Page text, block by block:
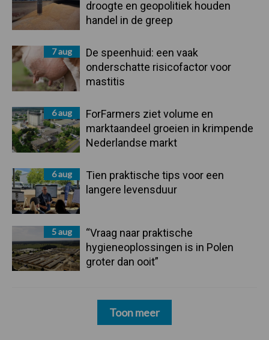
droogte en geopolitiek houden
handel in de greep
7 aug
De speenhuid: een vaak
onderschatte risicofactor voor
mastitis
6 aug
ForFarmers ziet volume en
marktaandeel groeien in krimpende
Nederlandse markt
6 aug
Tien praktische tips voor een
langere levensduur
5 aug
“Vraag naar praktische
hygieneoplossingen is in Polen
groter dan ooit”
Toon meer